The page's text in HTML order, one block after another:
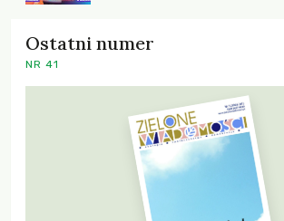
Ostatni numer
NR 41